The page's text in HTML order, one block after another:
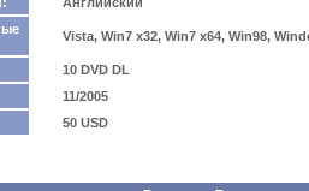
Vista, Win7 x32, Win7 x64, Win98,
10 DVD DL
11/2005
50 USD